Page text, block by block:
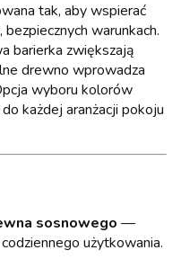
tak, aby wspierać
warunkach.
barierka zwiększają
drewno wprowadza
wyboru kolorów
każdej aranżacji pokoju
sosnowego —
użytkowania.